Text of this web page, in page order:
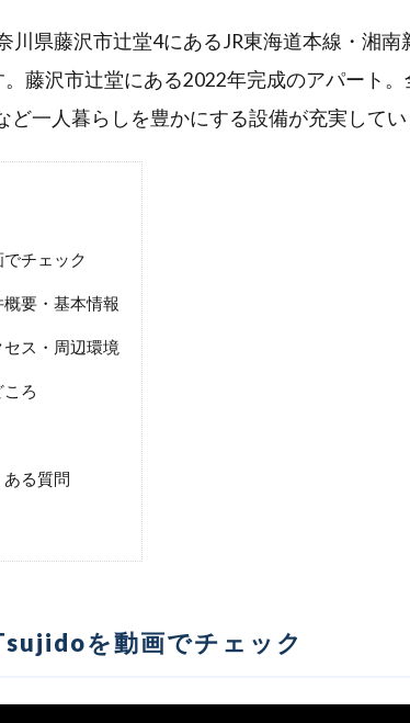
川県藤沢市辻堂4にあるJR東海道本線・湘
藤沢市辻堂にある2022年完成のアパート
一人暮らしを豊かにする設備が充実してい
チェック
要・基本情報
ス・周辺環境
ろ
る質問
を動画でチェック